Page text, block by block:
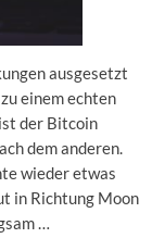
ausgesetzt
einem echten
der Bitcoin
dem anderen.
wieder etwas
in Richtung Moon
…